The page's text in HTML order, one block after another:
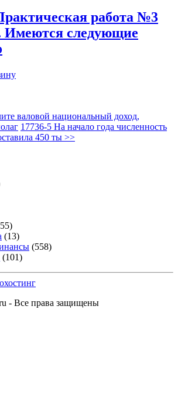
работа №3
Имеются следующие
валовой национальный доход,
17736-5 На начало года численность
450 ты >>
(13)
(558)
(101)
- Все права защищены